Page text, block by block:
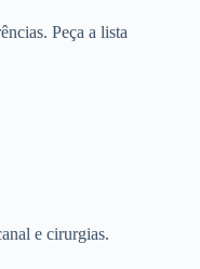
Peça a lista
e cirurgias.